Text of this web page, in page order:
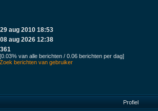
29 aug 2010 18:53
08 aug 2026 12:38
361
[0.03% van alle berichten / 0.06 berichten per dag]
Zoek berichten van gebruiker
Profiel